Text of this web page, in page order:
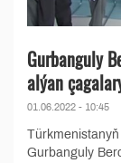
Gurbanguly
alýan
01.06.2022 - 10:45
Gurbanguly